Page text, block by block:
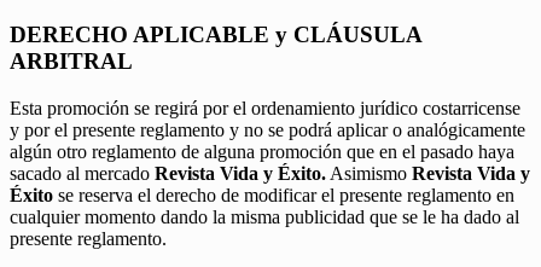
DERECHO APLICABLE y CLÁUSULA
ARBITRAL
Esta promoción se regirá por el ordenamiento jurídico costarricense
y por el presente reglamento y no se podrá aplicar o analógicamente
algún otro reglamento de alguna promoción que en el pasado haya
sacado al mercado Revista Vida y Éxito. Asimismo Revista Vida y
Éxito se reserva el derecho de modificar el presente reglamento en
cualquier momento dando la misma publicidad que se le ha dado al
presente reglamento.